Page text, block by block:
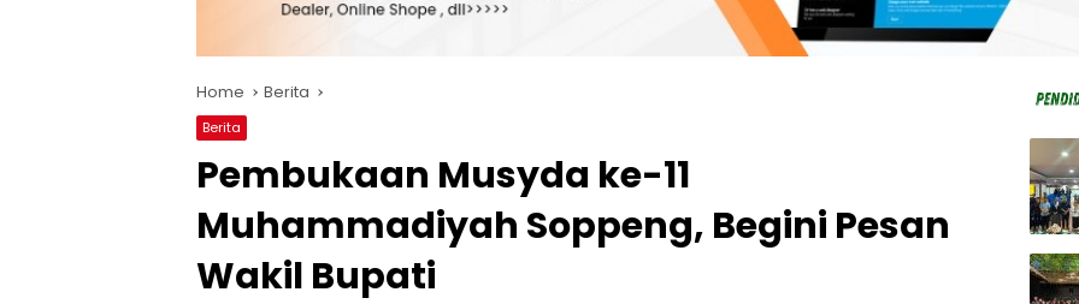
Home Berita
Berita
Pembukaan Musyda ke-11
Muhammadiyah Soppeng, Begini Pesan
Wakil Bupati